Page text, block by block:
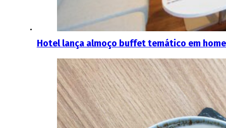
Hotel lança almoço buffet temático em